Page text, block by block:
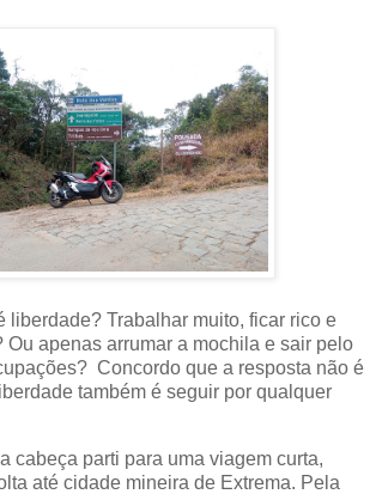
liberdade? Trabalhar muito, ficar rico e
Ou apenas arrumar a mochila e sair pelo
Concordo que a resposta não é
também é seguir por qualquer
cabeça parti para uma viagem curta,
até cidade mineira de Extrema. Pela